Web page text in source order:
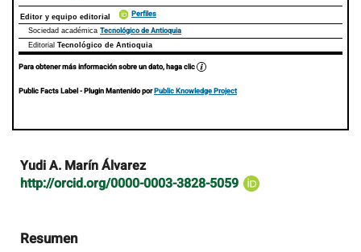
Editor y equipo editorial Perfiles
Sociedad académica Tecnológico de Antioquia
Editorial Tecnológico de Antioquia
Para obtener más información sobre un dato, haga clic
Public Facts Label- Plugin Mantenido porPublic Knowledge Project
Contenido
principal
del
Yudi A. Marín Álvarez
http://orcid.org/0000-0003-3828-5059
Resumen